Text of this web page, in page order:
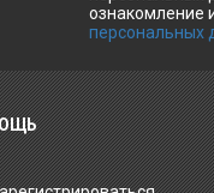
ознакомление
персональных